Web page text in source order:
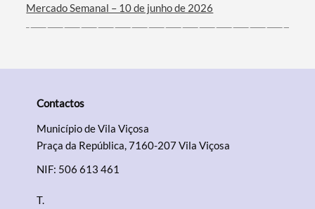
Mercado Semanal – 10 de junho de 2026
Contactos
Município de Vila Viçosa
Praça da República, 7160-207 Vila Viçosa
NIF: 506 613 461
T.